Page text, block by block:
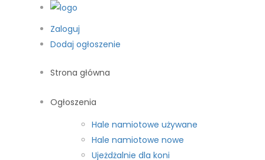
Zaloguj
Dodaj ogłoszenie
Strona główna
Ogłoszenia
Hale namiotowe używane
Hale namiotowe nowe
Ujeżdżalnie dla koni